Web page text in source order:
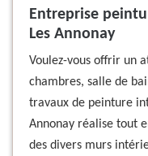
Entreprise
Les Annonay
Voulez-vous offrir un
chambres, salle de
travaux de peinture
Annonay réalise tout
des divers murs